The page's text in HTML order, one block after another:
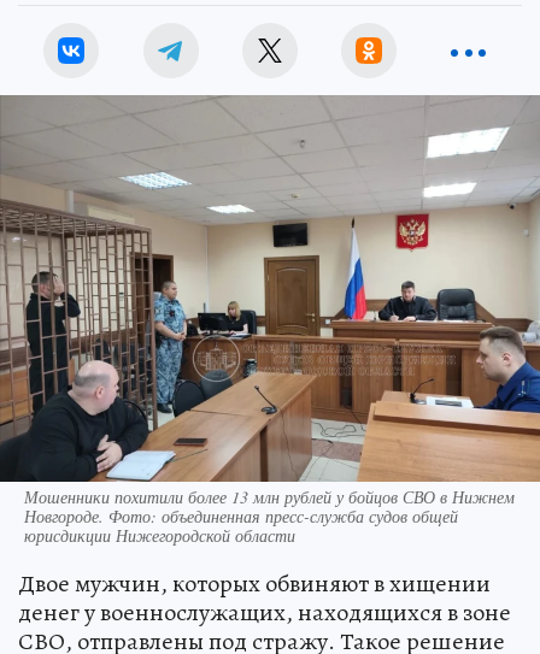
Мошенники похитили более 13 млн рублей у бойцов СВО в Нижнем
Новгороде. Фото: объединенная пресс-служба судов общей
юрисдикции Нижегородской области
Двое мужчин, которых обвиняют в хищении
денег у военнослужащих, находящихся в зоне
СВО, отправлены под стражу. Такое решение